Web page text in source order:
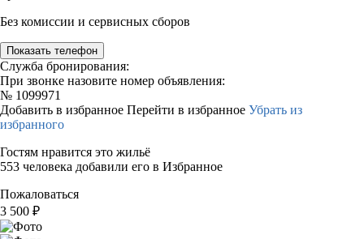
Без комиссии и сервисных сборов
Показать телефон
Служба бронирования:
При звонке назовите номер объявления:
№ 1099971
Добавить в избранное Перейти в избранное Убрать из
избранного
Гостям нравится это жильё
553 человека добавили его в Избранное
Пожаловаться
3 500 ₽